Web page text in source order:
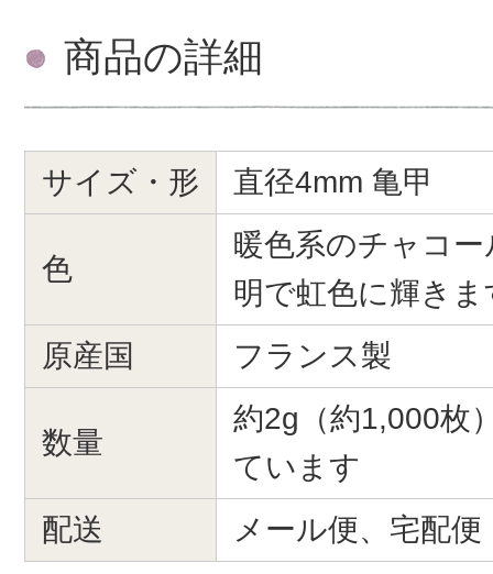
商品の詳細
サイズ・形 直径4mm 亀甲
色
暖色系のチャコ
明で虹色に輝きま
原産国
フランス製
数量
約2g（約1,000枚
ています
配送
メール便、宅配便